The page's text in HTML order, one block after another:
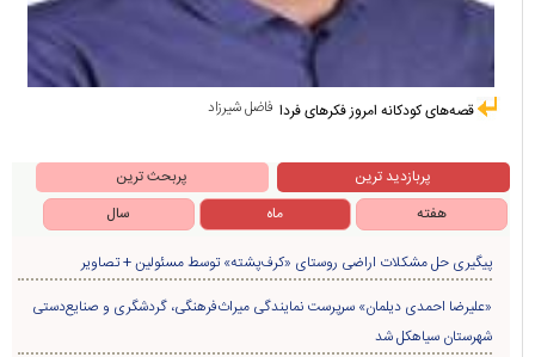
فاضل شیرزاد قصه‌های کودکانه امروز فکرهای فردا
پربازدید ترین
پربحث ترین
هفته
ماه سال
پیگیری حل مشکلات اراضی روستای «کرف‌پشته» توسط مسئولین + تصاویر
«علیرضا احمدی دیلمان» سرپرست نمایندگی میراث‌فرهنگی، گردشگری و صنایع‌دستی
شهرستان سیاهکل شد